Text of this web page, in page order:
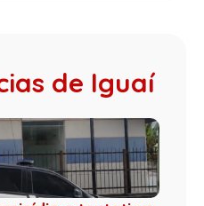
de Iguaí